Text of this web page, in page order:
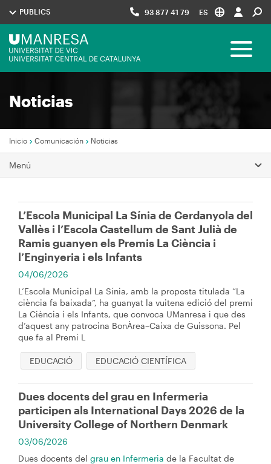
principal
Menú
UManresa
PUBLICS 93 877 41 79 ES
Navegació
Toggle
Noticias
Sobrescribir
enlaces
de
ayuda
la
navegación
Inicio Comunicación Noticias
Menú
L’Escola Municipal La Sínia de Cerdanyola del
Vallès i l’Escola Castellum de Sant Julià de
Ramis guanyen els Premis La Ciència i
l’Enginyeria i els Infants
04/06/2026
L’Escola Municipal La Sínia, amb la proposta titulada “La
ciència fa baixada”, ha guanyat la vuitena edició del premi
La Ciència i els Infants, que convoca UManresa i que des
d’aquest any patrocina BonÀrea–Caixa de Guissona. Pel
que fa al Premi L
EDUCACIÓ EDUCACIÓ CIENTÍFICA
Dues docents del grau en Infermeria
participen als International Days 2026 de la
University College of Northern Denmark
03/06/2026
Dues docents del grau en Infermeria de la Facultat de